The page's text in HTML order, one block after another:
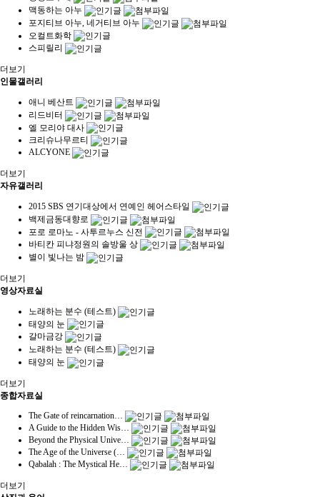
맥동하는 아누
포지티브 아누, 네거티브 아누
오컬트화학
스피릴리
더보기
인물갤러리
애니 베산트
리드비터
엘 모리야 대사
크리슈나무르티
ALCYONE
더보기
자유갤러리
2015 SBS 연기대상에서 연예인 헤어스타일
백제금동대향로
포로 로마노 - 사투르누스 신전
바티칸 피냐정원의 솔방울 상
별이 빛나는 밤
더보기
영상자료실
노래하는 분수 (테스트)
태양의 눈
갈마금강
노래하는 분수 (테스트)
태양의 눈
더보기
종합자료실
The Gate of reincarnation…
A Guide to the Hidden Wis…
Beyond the Physical Unive…
The Age of the Universe (…
Qabalah : The Mystical He…
더보기